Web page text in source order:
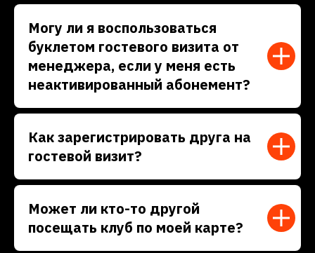
Могу ли я воспользоваться
буклетом гостевого визита от
менеджера, если у меня есть
неактивированный абонемент?
Как зарегистрировать друга на
гостевой визит?
Может ли кто-то другой
посещать клуб по моей карте?